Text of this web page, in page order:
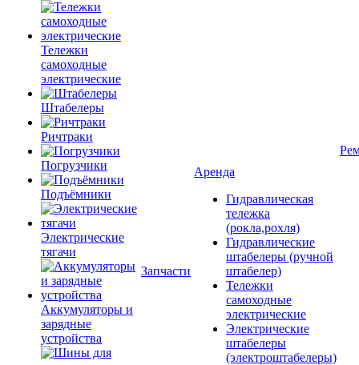
Тележки
самоходные
электрические
Штабелеры
Ричтраки
Погрузчики
Подъёмники
Электрические
тягачи
Аккумуляторы и
зарядные
устройства
Запчасти
Аренда
Гидравлическая
тележка
(рокла,рохля)
Гидравлические
штабелеры (ручной
штабелер)
Тележки
самоходные
электрические
Электрические
штабелеры
(электроштабелеры)